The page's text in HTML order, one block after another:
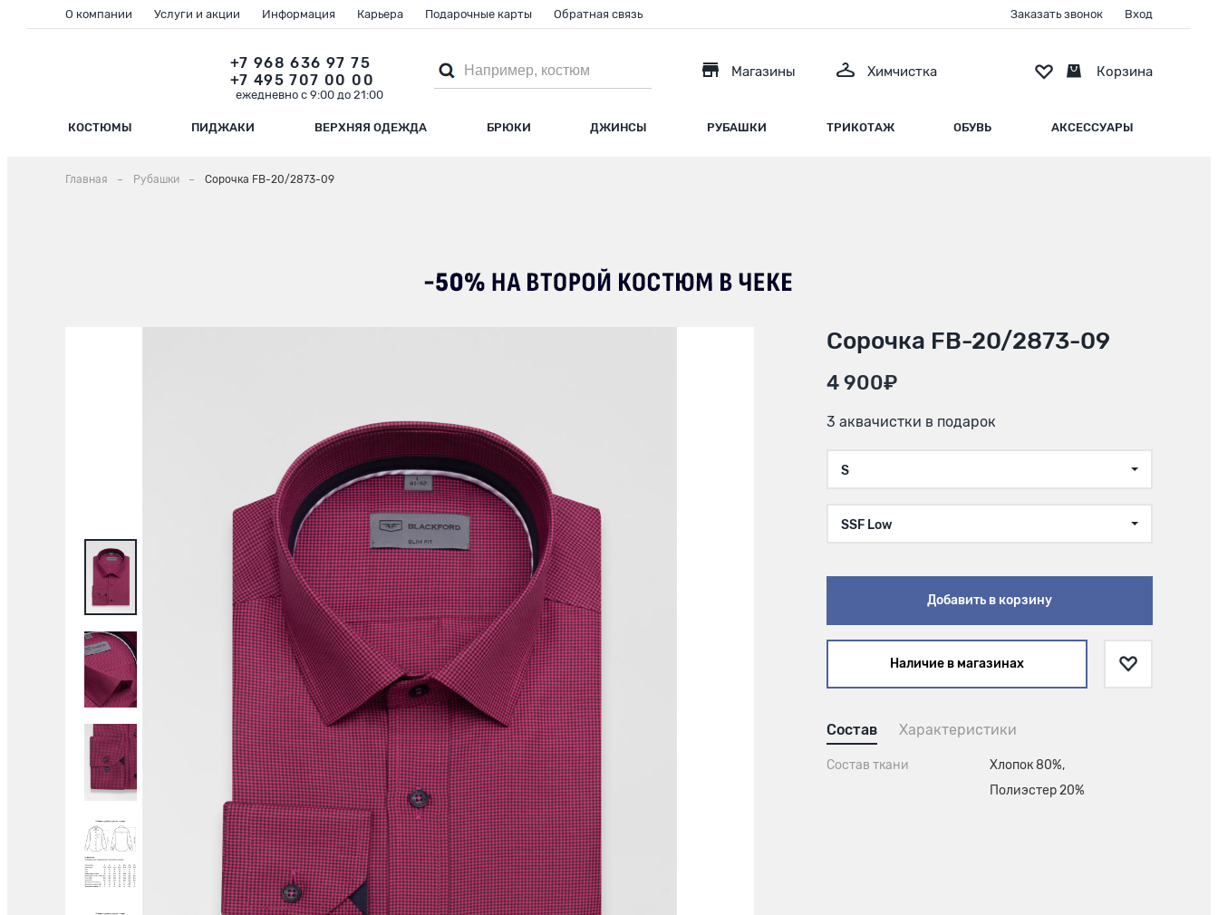
КОСТЮМЫ ПИДЖАКИ ВЕРХНЯЯ ОДЕЖДА БРЮКИ ДЖИНСЫ РУБАШКИ ТРИКОТАЖ ОБУВЬ АКСЕССУАРЫ
+7 968 636 97 75
+7 495 707 00 00
ежедневно с 9:00 до 21:00
Магазины Химчистка
О компании Услуги и акции Информация Карьера Подарочные карты Обратная связь Заказать звонок Вход
Корзина
Главная Рубашки Сорочка FB-20/2873-09
Сорочка FB-20/2873-09
4 900₽
3 аквачистки в подарок
S
SSF Low
Добавить в корзину
Наличие в магазинах
Состав Характеристики
Состав ткани
Хлопок 80%,
Полиэстер 20%